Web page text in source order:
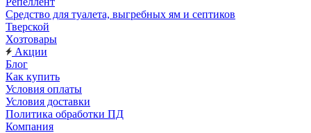
Средство для туалета, выгребных ям и септиков
Тверской
Хозтовары
Акции
Блог
Как купить
Условия оплаты
Условия доставки
Политика обработки ПД
Компания